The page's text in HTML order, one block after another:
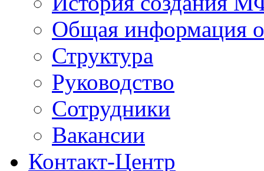
Общая
Структура
Руководство
Сотрудники
Вакансии
Контакт-Центр